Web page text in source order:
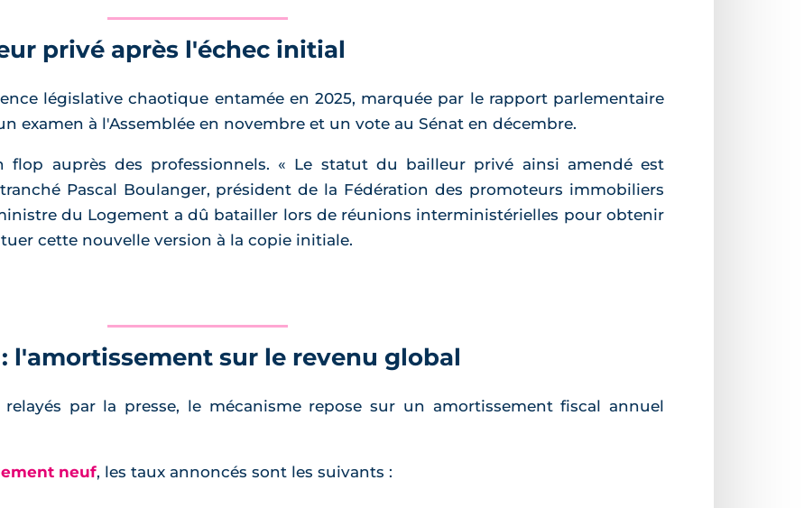
privé après l'échec initial
législative chaotique entamée en 2025, marquée par le rapport parlementaire
examen à l'Assemblée en novembre et un vote au Sénat en décembre.
flop auprès des professionnels. « Le statut du bailleur privé ainsi amendé est
Pascal Boulanger, président de la Fédération des promoteurs immobiliers
du Logement a dû batailler lors de réunions interministérielles pour obtenir
cette nouvelle version à la copie initiale.
l'amortissement sur le revenu global
par la presse, le mécanisme repose sur un amortissement fiscal annuel
neuf, les taux annoncés sont les suivants :